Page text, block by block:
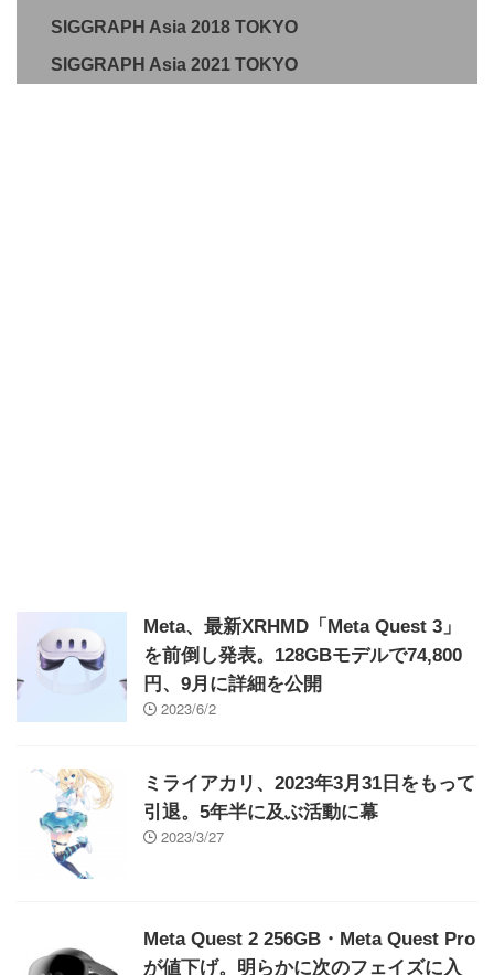
SIGGRAPH Asia 2018 TOKYO
SIGGRAPH Asia 2021 TOKYO
Meta、最新XRHMD「Meta Quest 3」
を前倒し発表。128GBモデルで74,800
円、9月に詳細を公開
2023/6/2
ミライアカリ、2023年3月31日をもって
引退。5年半に及ぶ活動に幕
2023/3/27
Meta Quest 2 256GB・Meta Quest Pro
が値下げ。明らかに次のフェイズに入